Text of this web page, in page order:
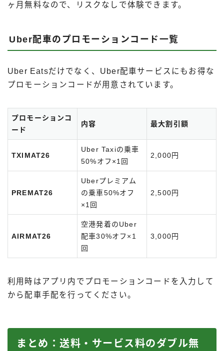
ヶ月無料なので、リスクなしで体験できます。
Uber配車のプロモーションコード一覧
Uber Eatsだけでなく、Uber配車サービスにもお得な
プロモーションコードが用意されています。
プロモーションコ
ード
内容 最大割引額
TXIMAT26
Uber Taxiの乗車
50%オフ×1回
2,000円
PREMAT26
Uberプレミアム
の乗車50%オフ
×1回
2,500円
AIRMAT26
空港発着のUber
配車30%オフ×1
回
3,000円
利用時はアプリ内でプロモーションコードを入力して
から配車手配を行ってください。
まとめ：送料・サービス料のダブル無